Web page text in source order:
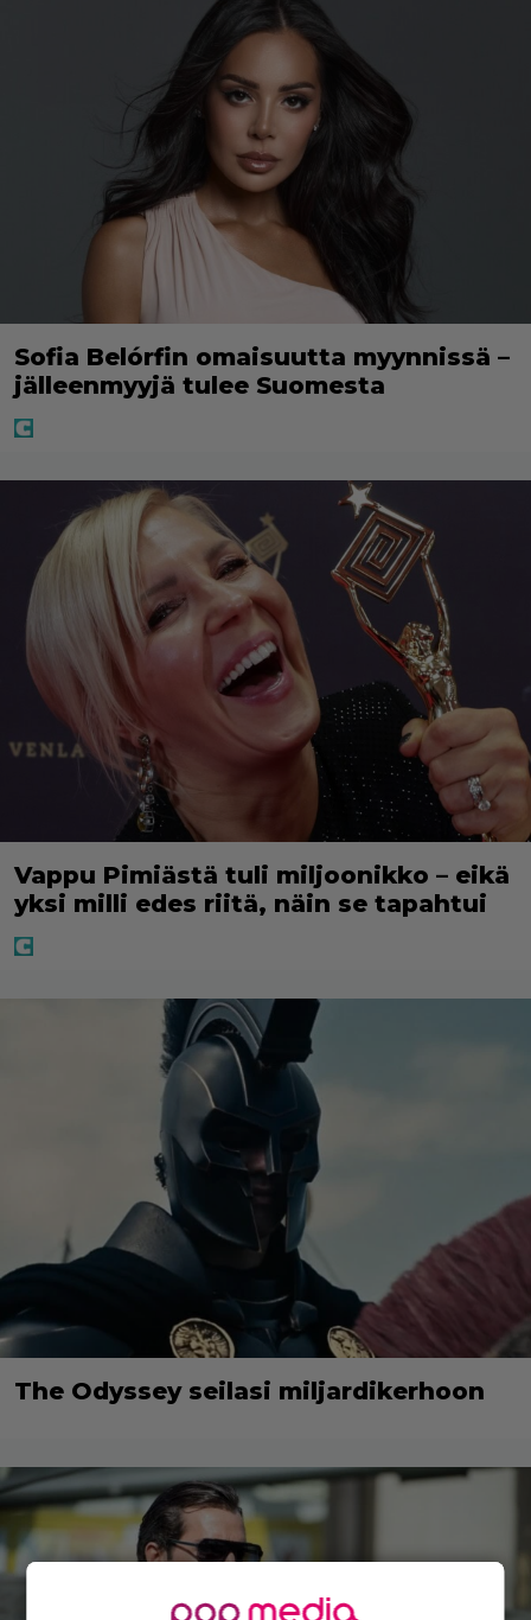
Sofia Belórfin omaisuutta myynnissä –
jälleenmyyjä tulee Suomesta
Vappu Pimiästä tuli miljoonikko – eikä
yksi milli edes riitä, näin se tapahtui
The Odyssey seilasi miljardikerhoon